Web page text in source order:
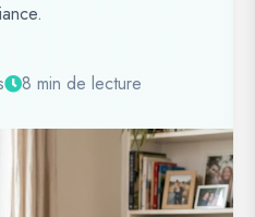
8 min de lecture